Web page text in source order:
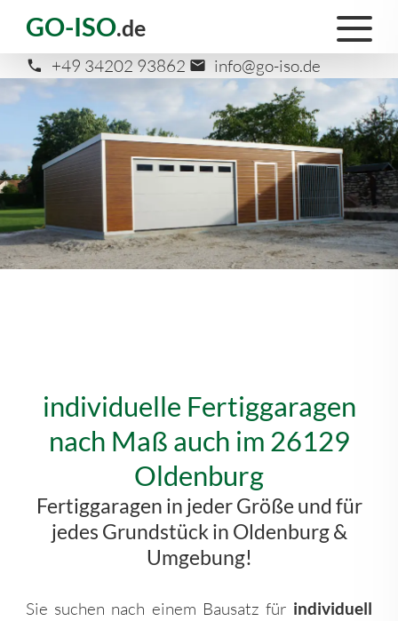
GO-ISO.de
+49 34202 93862 info@go-iso.de
individuelle Fertiggaragen
nach Maß auch im 26129
Oldenburg
Fertiggaragen in jeder Größe und für
jedes Grundstück in Oldenburg &
Umgebung!
Sie suchen nach einem Bausatz für individuell